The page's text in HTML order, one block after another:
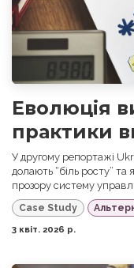
Еволюція
практики
У другому репортажі
долають “біль росту”
прозору систему
Case Study
3 квіт. 2026 р.